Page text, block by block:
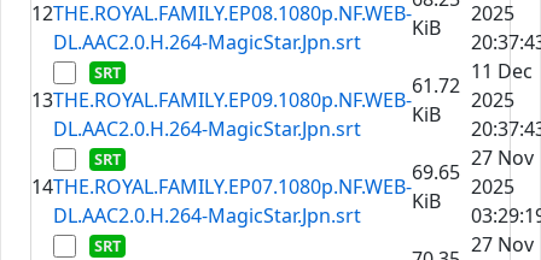
12THE.ROYAL.FAMILY.EP08.1080p.NF.WEB-
DL.AAC2.0.H.264-MagicStar.Jpn.srt
KiB
2025
13THE.ROYAL.FAMILY.EP09.1080p.NF.WEB-
DL.AAC2.0.H.264-MagicStar.Jpn.srt
61.72
KiB
11 Dec
2025
14THE.ROYAL.FAMILY.EP07.1080p.NF.WEB-
DL.AAC2.0.H.264-MagicStar.Jpn.srt
69.65
KiB
27 Nov
2025
27 Nov